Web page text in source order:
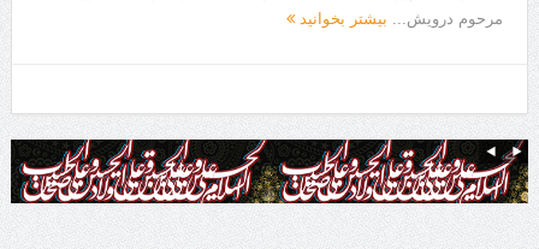
مرحوم درویش... بیشتر بخوانید